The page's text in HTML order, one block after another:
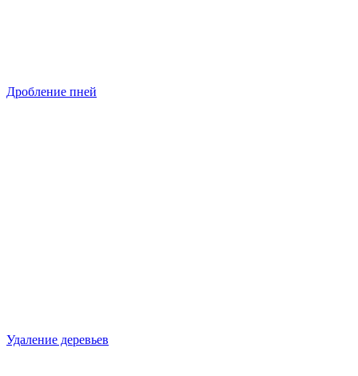
Дробление пней
Удаление деревьев